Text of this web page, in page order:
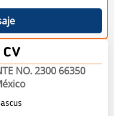
NO. 2300 66350